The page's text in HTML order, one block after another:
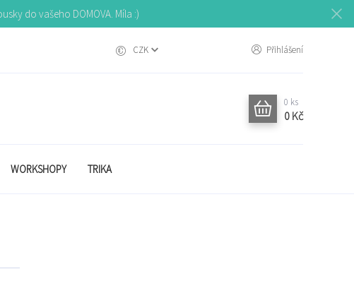
do vašeho DOMOVA. Míla :)
CZK Přihlášení
0 ks
0 Kč
WORKSHOPY TRIKA